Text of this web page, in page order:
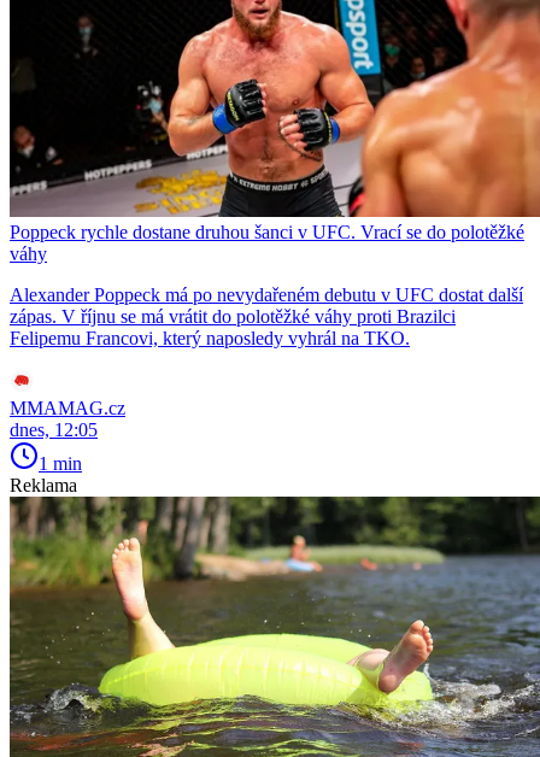
Poppeck rychle dostane druhou šanci v UFC. Vrací se do polotěžké
váhy
Alexander Poppeck má po nevydařeném debutu v UFC dostat další
zápas. V říjnu se má vrátit do polotěžké váhy proti Brazilci
Felipemu Francovi, který naposledy vyhrál na TKO.
MMAMAG.cz
dnes, 12:05
1 min
Reklama